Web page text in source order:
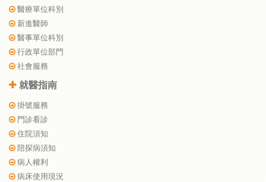
醫療單位科別
新進醫師
醫事單位科別
行政單位部門
社會服務
就醫指南
掛號服務
門診看診
住院須知
陪探病須知
病人權利
病床使用現況